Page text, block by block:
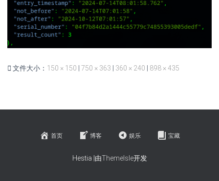
文件大小： 150 × 150 750 × 363 360 × 240 898 × 435
首页 博客 娱乐 宝藏
Hestia |由ThemeIsle开发